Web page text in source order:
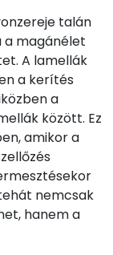
talán
a magánélet
A lamellák
a kerítés
a
között. Ez
amikor a
nemcsak
hanem a